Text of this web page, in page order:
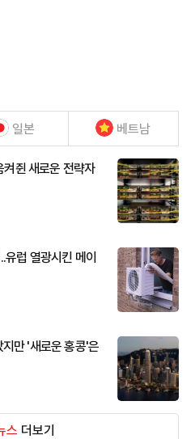
일본 베트남
쥔 새로운 전략자
럽 열광시킨 메이
만 '새로운 홍콩'은
스 더보기